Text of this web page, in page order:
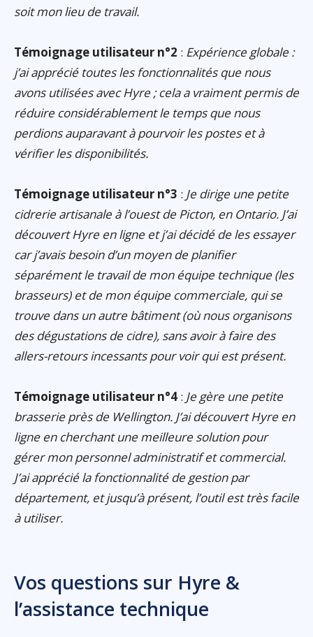
soit mon lieu de travail.
Témoignage utilisateur n°2 : Expérience globale :
j’ai apprécié toutes les fonctionnalités que nous
avons utilisées avec Hyre ; cela a vraiment permis de
réduire considérablement le temps que nous
perdions auparavant à pourvoir les postes et à
vérifier les disponibilités.
Témoignage utilisateur n°3 : Je dirige une petite
cidrerie artisanale à l’ouest de Picton, en Ontario. J’ai
découvert Hyre en ligne et j’ai décidé de les essayer
car j’avais besoin d’un moyen de planifier
séparément le travail de mon équipe technique (les
brasseurs) et de mon équipe commerciale, qui se
trouve dans un autre bâtiment (où nous organisons
des dégustations de cidre), sans avoir à faire des
allers-retours incessants pour voir qui est présent.
Témoignage utilisateur n°4 : Je gère une petite
brasserie près de Wellington. J’ai découvert Hyre en
ligne en cherchant une meilleure solution pour
gérer mon personnel administratif et commercial.
J’ai apprécié la fonctionnalité de gestion par
département, et jusqu’à présent, l’outil est très facile
à utiliser.
Vos questions sur Hyre &
l’assistance technique